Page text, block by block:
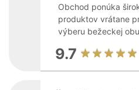
Obchod ponúka
produktov vrátane
výberu bežeckej
9.7